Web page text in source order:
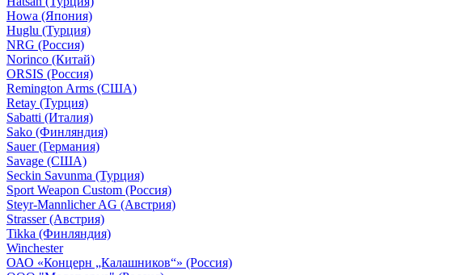
Howa (Япония)
Huglu (Турция)
NRG (Россия)
Norinco (Китай)
ORSIS (Россия)
Remington Arms (США)
Retay (Турция)
Sabatti (Италия)
Sako (Финляндия)
Sauer (Германия)
Savage (США)
Seckin Savunma (Турция)
Sport Weapon Custom (Россия)
Steyr-Mannlicher AG (Австрия)
Strasser (Австрия)
Tikka (Финляндия)
Winchester
ОАО «Концерн „Калашников“» (Россия)